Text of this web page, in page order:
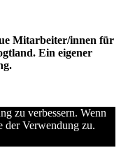
Mitarbeiter/innen für
Ein eigener
zu verbessern. Wenn
der Verwendung zu.